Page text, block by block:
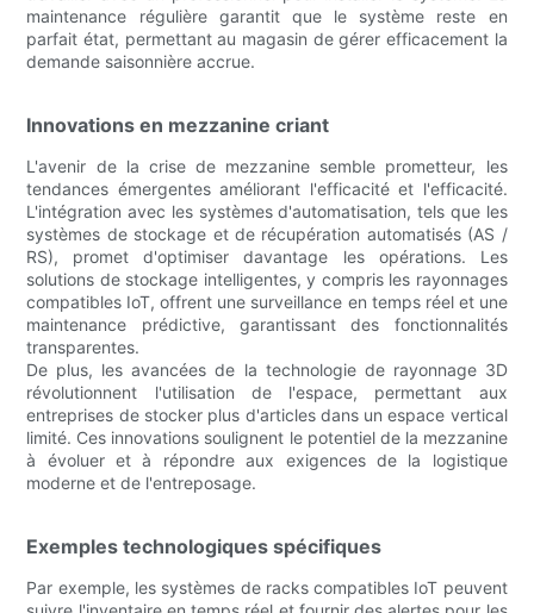
maintenance régulière garantit que le système reste en
parfait état, permettant au magasin de gérer efficacement la
demande saisonnière accrue.
Innovations en mezzanine criant
L'avenir de la crise de mezzanine semble prometteur, les
tendances émergentes améliorant l'efficacité et l'efficacité.
L'intégration avec les systèmes d'automatisation, tels que les
systèmes de stockage et de récupération automatisés (AS /
RS), promet d'optimiser davantage les opérations. Les
solutions de stockage intelligentes, y compris les rayonnages
compatibles IoT, offrent une surveillance en temps réel et une
maintenance prédictive, garantissant des fonctionnalités
transparentes.
De plus, les avancées de la technologie de rayonnage 3D
révolutionnent l'utilisation de l'espace, permettant aux
entreprises de stocker plus d'articles dans un espace vertical
limité. Ces innovations soulignent le potentiel de la mezzanine
à évoluer et à répondre aux exigences de la logistique
moderne et de l'entreposage.
Exemples technologiques spécifiques
Par exemple, les systèmes de racks compatibles IoT peuvent